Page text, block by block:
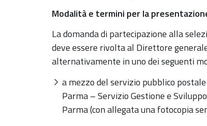
Modalità e termini per la
La domanda di partecipazione alla
deve essere rivolta al Direttore
alternativamente in uno dei seguenti
a mezzo del servizio pubblico
Parma – Servizio Gestione e
Parma (con allegata una fotocopia